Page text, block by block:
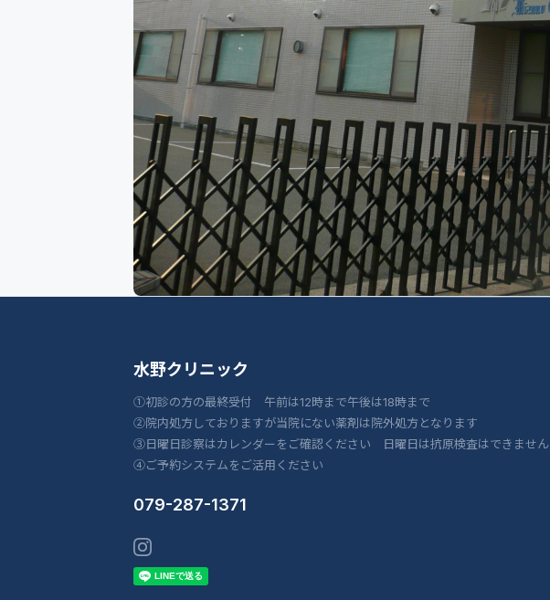
水野クリニック
①初診の方の最終受付 午前は12時まで午後は18時まで
②院内処方しておりますが当院にない薬剤は院外処方となります
③日曜日診察はカレンダーをご確認ください 日曜日は抗原検査はできません
④ご予約システムをご活用ください
079-287-1371